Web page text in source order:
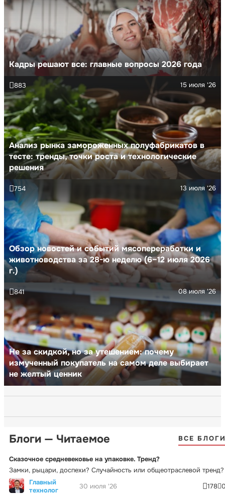
Кадры решают все: главные вопросы 2026 года
Анализ рынка замороженных полуфабрикатов в
тесте: тренды, точки роста и технологические
решения
15 июля '26
883
Обзор новостей и событий мясопереработки и
животноводства за 28-ю неделю (6–12 июля 2026
г.)
13 июля '26
754
Не за скидкой, но за утешением: почему
измученный покупатель на самом деле выбирает
не желтый ценник
08 июля '26
841
Блоги — Читаемое ВСЕ
Сказочное средневековье на упаковке. Тренд?
Замки, рыцари, доспехи? Случайность или общеотраслевой тренд?
Главный
технолог
30 июля '26 178